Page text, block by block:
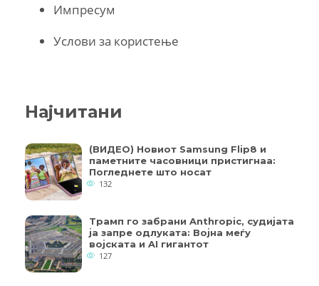
Импресум
Услови за користење
Најчитани
(ВИДЕО) Новиот Samsung Flip8 и
паметните часовници пристигнаа:
Погледнете што носат
132
Трамп го забрани Anthropic, судијата
ја запре одлуката: Војна меѓу
војската и AI гигантот
127